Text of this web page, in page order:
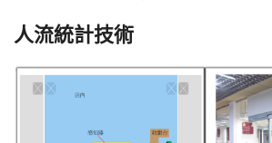
人流統計技術